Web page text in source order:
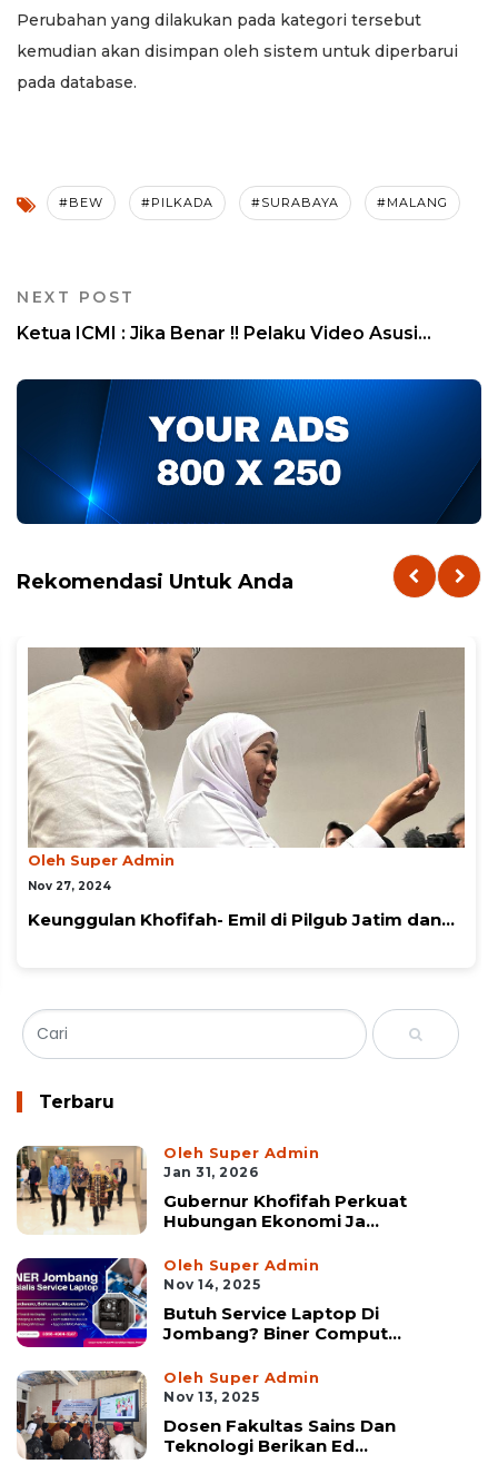
Perubahan yang dilakukan pada kategori tersebut
kemudian akan disimpan oleh sistem untuk diperbarui
pada database.
#BEW #PILKADA #SURABAYA #MALANG
NEXT POST
Ketua ICMI : Jika Benar !! Pelaku Video Asusi...
Rekomendasi Untuk Anda
Oleh Super Admin
Nov 27, 2024
Keunggulan Khofifah- Emil di Pilgub Jatim dan...
Terbaru
Oleh Super Admin
Jan 31, 2026
Gubernur Khofifah Perkuat
Hubungan Ekonomi Ja...
Oleh Super Admin
Nov 14, 2025
Butuh Service Laptop Di
Jombang? Biner Comput...
Oleh Super Admin
Nov 13, 2025
Dosen Fakultas Sains Dan
Teknologi Berikan Ed...